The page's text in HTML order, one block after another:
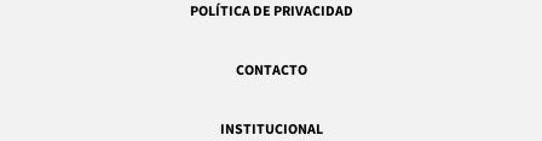
POLÍTICA DE PRIVACIDAD
CONTACTO
INSTITUCIONAL